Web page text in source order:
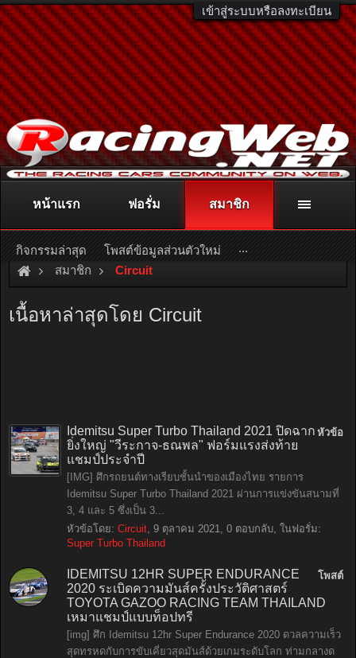
เข้าสู่ระบบหรือลงทะเบียน
ติดต่อลงโฆษณา racingweb@gmail.comหรือโทร. 081-811-1138
หรืออ่านรายละเอียดเพิ่มเติม คลิกที่นี่
สมาชิก Circuit
เนื้อหาล่าสุดโดย Circuit
หัวข้อ
Idemitsu Super Turbo Thailand 2021 ปิดฉาก
ยิ่งใหญ่ "วีระกาจ-ธณพล" ฟอร์มแรงส่งท้าย
แชมป์ประจำปี
[IMG] ศึกรถยนต์ทางเรียบชั้นนำของเมืองไทย รายการ
Idemitsu Super Turbo Thailand 2021 ผ่านการแข่งขันสนามที่
3, 4 และ 5 ซึ่งเป็น 3...
หัวข้อโดย: Circuit, 9 ตุลาคม 2021, 0 ตอบกลับ, ในฟอรั่ม:
Super Turbo Thailand
โพสต์
IDEMITSU 12HR SUPER ENDURANCE
2020 ระเบิดความมันส์ครั้งประวัติศาสตร์
TOYOTA GAZOO RACING TEAM THAILAND
เหมาแชมป์แบบท็อปทรี
[img] ศึก Idemitsu 12hr Super Endurance 2020 ดวลความเร็ว
สุดทรหดกับการขับเคี่ยวสุดมันส์ด้วยเกมระดับโลก ท่ามกลางด
หน้าแรก ฟอรั่ม สมาชิก
กิจกรรมล่าสุด โพสต์ข้อมูลส่วนตัวใหม่ ...